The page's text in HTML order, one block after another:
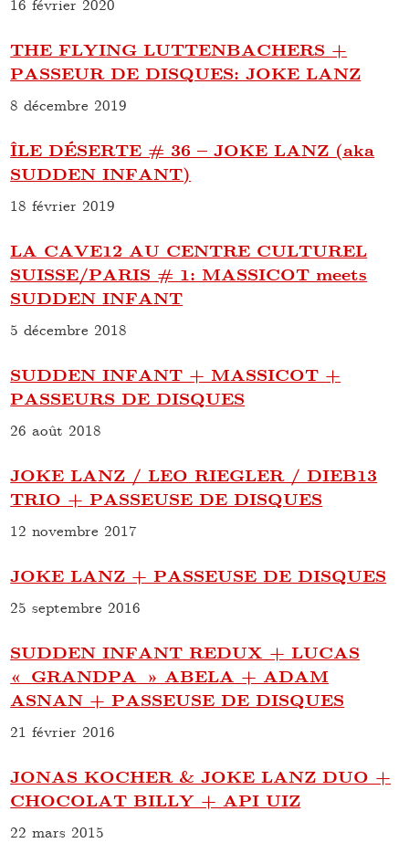
THE FLYING LUTTENBACHERS +
PASSEUR DE DISQUES: JOKE LANZ
8 décembre 2019
ÎLE DÉSERTE # 36 – JOKE LANZ (aka
SUDDEN INFANT)
18 février 2019
LA CAVE12 AU CENTRE CULTUREL
SUISSE/PARIS # 1: MASSICOT meets
SUDDEN INFANT
5 décembre 2018
SUDDEN INFANT + MASSICOT +
PASSEURS DE DISQUES
26 août 2018
JOKE LANZ / LEO RIEGLER / DIEB13
TRIO + PASSEUSE DE DISQUES
12 novembre 2017
JOKE LANZ + PASSEUSE DE DISQUES
25 septembre 2016
SUDDEN INFANT REDUX + LUCAS
« GRANDPA » ABELA + ADAM
ASNAN + PASSEUSE DE DISQUES
21 février 2016
JONAS KOCHER & JOKE LANZ DUO +
CHOCOLAT BILLY + API UIZ
22 mars 2015